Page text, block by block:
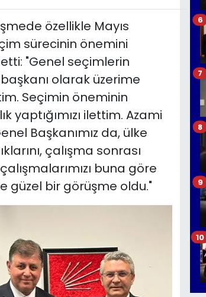
özellikle Mayıs
sürecinin önemini
"Genel seçimlerin
olarak üzerime
Seçimin öneminin
yaptığımızı ilettim. Azami
Başkanımız da, ülke
çalışma sonrası
buna göre
güzel bir görüşme oldu."
6
7
8
9
10